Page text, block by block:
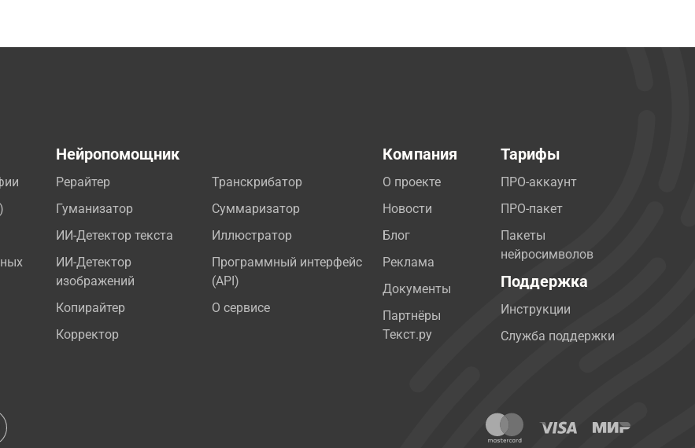
Нейропомощник
Рерайтер
Гуманизатор
ИИ-Детектор текста
ИИ-Детектор
изображений
Копирайтер
Корректор
Транскрибатор
Суммаризатор
Иллюстратор
Программный интерфейс
(API)
О сервисе
Компания
О проекте
Новости
Блог
Реклама
Документы
Партнёры
Текст.ру
Тарифы
ПРО-аккаунт
ПРО-пакет
Пакеты
нейросимволов
Поддержка
Инструкции
Служба поддержки